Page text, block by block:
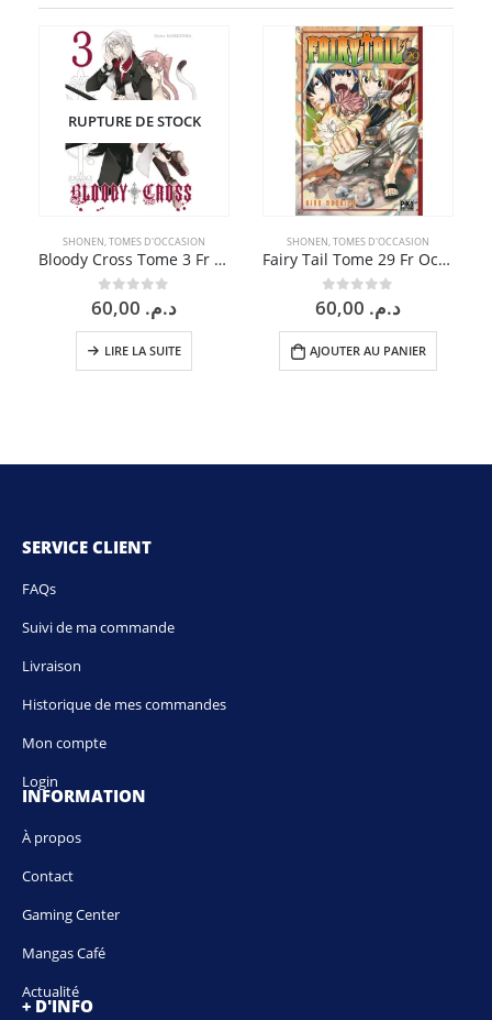
RUPTURE DE STOCK
SHONEN,TOMES D'OCCASION
Bloody Cross Tome 3 Fr Occasion
0sur 5د.م.
LIRE LA SUITE
SHONEN,TOMES D'OCCASION
Fairy Tail Tome 29 Fr Occasion
0sur 5د.م.
AJOUTER AU PANIER
SERVICE CLIENT
FAQs
Suivi de ma commande
Livraison
Historique de mes commandes
Mon compte
Login
INFORMATION
À propos
Contact
Gaming Center
Mangas Café
Actualité
+ D'INFO